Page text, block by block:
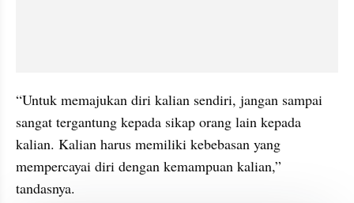
“Untuk memajukan diri kalian sendiri, jangan sampai
sangat tergantung kepada sikap orang lain kepada
kalian. Kalian harus memiliki kebebasan yang
mempercayai diri dengan kemampuan kalian,”
tandasnya.